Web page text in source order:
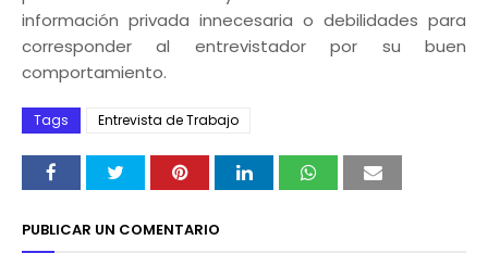
información privada innecesaria o debilidades para
corresponder al entrevistador por su buen
comportamiento.
Tags Entrevista de Trabajo
PUBLICAR UN COMENTARIO